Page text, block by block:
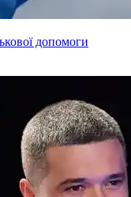
допомоги